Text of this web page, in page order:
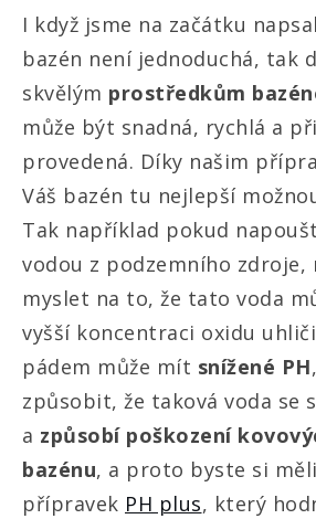
I když jsme na začátku
bazén není jednoduchá, tak
skvělým prostředkům
může být snadná, rychlá a
provedená. Díky našim
Váš bazén tu nejlepší
Tak například pokud
vodou z podzemního zdroje,
myslet na to, že tato voda
vyšší koncentraci oxidu
pádem může mít snížené PH
způsobit, že taková voda se
a způsobí poškození
bazénu, a proto byste si
přípravek PH plus, který